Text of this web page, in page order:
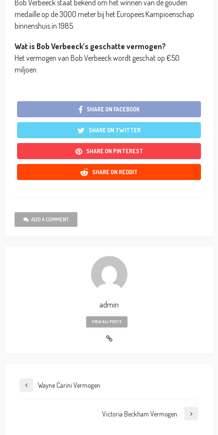
Bob Verbeeck staat bekend om het winnen van de gouden
medaille op de 3000 meter bij het Europees Kampioenschap
binnenshuis in 1985.
Wat is Bob Verbeeck’s geschatte vermogen?
Het vermogen van Bob Verbeeck wordt geschat op €50
miljoen.
SHARE ON FACEBOOK
SHARE ON TWITTER
SHARE ON PINTEREST
SHARE ON REDDIT
ADD A COMMENT
admin
VIEW ALL POSTS
Wayne Carini Vermogen
Victoria Beckham Vermogen